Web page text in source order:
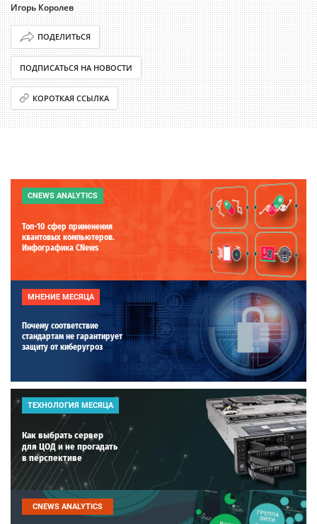
Игорь Королев
ПОДЕЛИТЬСЯ
ПОДПИСАТЬСЯ НА НОВОСТИ
КОРОТКАЯ ССЫЛКА
CNEWS ANALYTICS
Топ-10 сфер применения
квантовых компьютеров.
Инфографика CNews
МНЕНИЕ МЕСЯЦА
Почему соответствие
стандартам не гарантирует
защиту от киберугроз
ТЕХНОЛОГИЯ МЕСЯЦА
Как выбрать сервер
для ЦОД и не прогадать
в перспективе
CNEWS ANALYTICS